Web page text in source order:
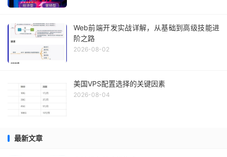
Web前端开发实战详解，从基础到高级技能进
阶之路
2026-08-02
美国VPS配置选择的关键因素
2026-08-04
最新文章